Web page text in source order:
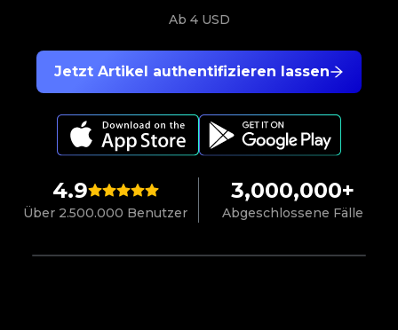
4.9
Über 2.500.000 Benutzer
3,000,000+
Abgeschlossene Fälle
Jetzt Artikel authentifizieren lassen
Ab 4 USD